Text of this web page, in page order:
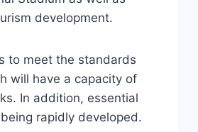
development.
to meet the standards
will have a capacity of
In addition, essential
rapidly developed.